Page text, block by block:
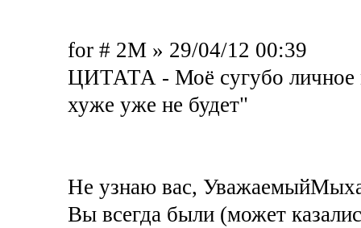
for # 2M » 29/04/12 00:39
ЦИТАТА - Моё сугубо личное
хуже уже не будет"
Не узнаю вас,
Вы всегда были (может